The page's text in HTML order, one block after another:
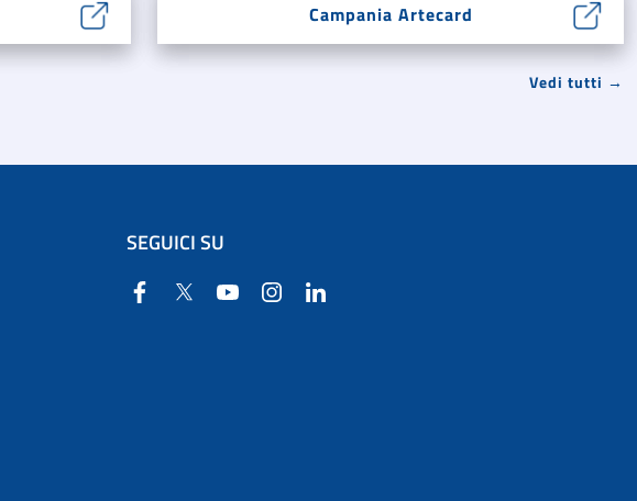
Campania Artecard
Vedi tutti →
SEGUICI SU
Facebook
Twitter YouTube Instagram